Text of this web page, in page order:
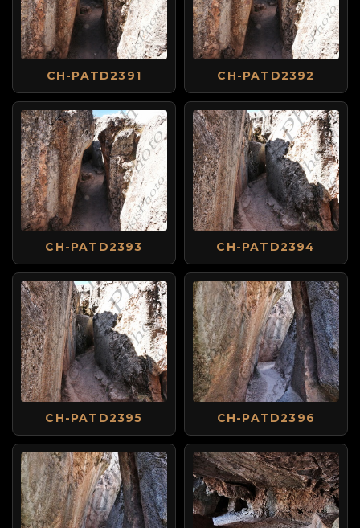
CH-PATD2391 CH-PATD2392
CH-PATD2393 CH-PATD2394
CH-PATD2395 CH-PATD2396